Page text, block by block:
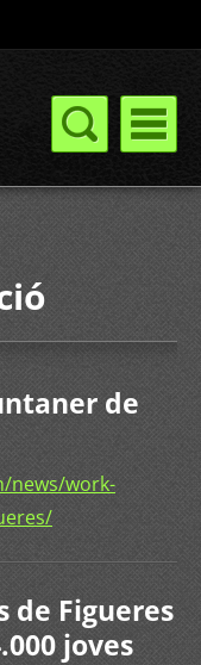
de
news/work-
de Figueres
joves